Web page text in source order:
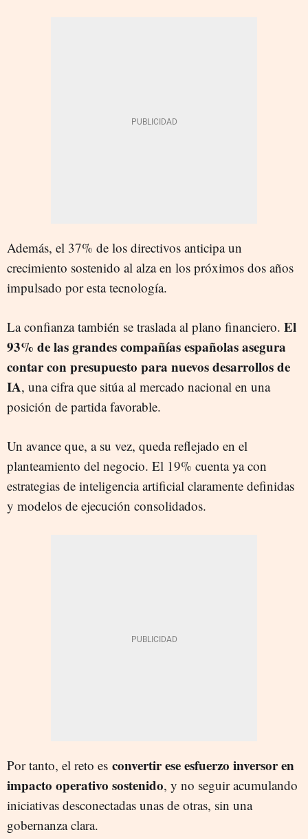
Además, el 37% de los directivos anticipa un
crecimiento sostenido al alza en los próximos dos años
impulsado por esta tecnología.
La confianza también se traslada al plano financiero. El
93% de las grandes compañías españolas asegura
contar con presupuesto para nuevos desarrollos de
IA, una cifra que sitúa al mercado nacional en una
posición de partida favorable.
Un avance que, a su vez, queda reflejado en el
planteamiento del negocio. El 19% cuenta ya con
estrategias de inteligencia artificial claramente definidas
y modelos de ejecución consolidados.
Por tanto, el reto es convertir ese esfuerzo inversor en
impacto operativo sostenido, y no seguir acumulando
iniciativas desconectadas unas de otras, sin una
gobernanza clara.